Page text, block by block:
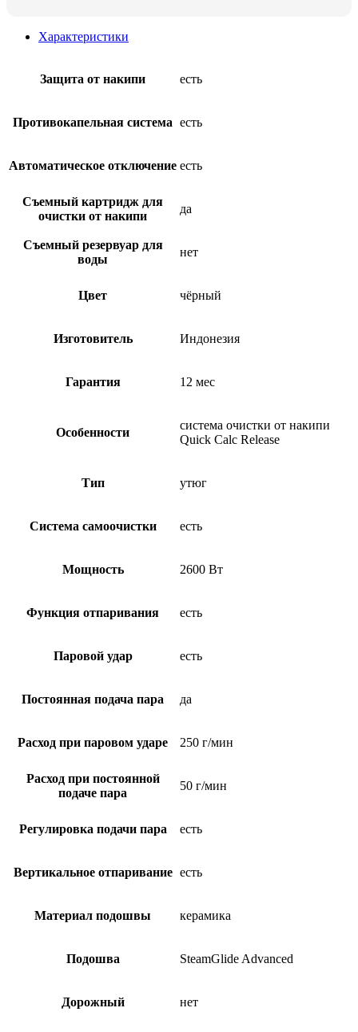
Характеристики
Защита от накипи есть
Противокапельная система есть
Автоматическое отключение есть
Съемный картридж для
очистки от накипи
да
Съемный резервуар для
воды
нет
Цвет чёрный
Изготовитель Индонезия
Гарантия 12 мес
Особенности
система очистки от накипи
Quick Calc Release
Тип утюг
Система самоочистки есть
Мощность 2600 Вт
Функция отпаривания есть
Паровой удар есть
Постоянная подача пара да
Расход при паровом ударе 250 г/мин
Расход при постоянной
подаче пара
50 г/мин
Регулировка подачи пара есть
Вертикальное отпаривание есть
Материал подошвы керамика
Подошва SteamGlide Advanced
Дорожный нет